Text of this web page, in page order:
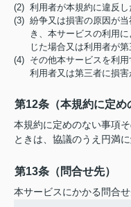
(2) 利用者が本規約に違反し
(3) 紛争又は損害の原因が
き、本サービスの利用
じた場合又は利用者が
(4) その他本サービスを利
利用者又は第三者に損
第12条（本規約に定め
本規約に定めのない事項
ときは、協議のうえ円満
第13条（問合せ先）
本サービスにかかる問合